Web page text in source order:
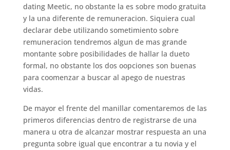
dating Meetic, no obstante la es sobre modo gratuita
y la una diferente de remuneracion. Siquiera cual
declarar debe utilizando sometimiento sobre
remuneracion tendremos algun de mas grande
montante sobre posibilidades de hallar la dueto
formal, no obstante los dos oopciones son buenas
para coomenzar a buscar al apego de nuestras
vidas.
De mayor el frente del manillar comentaremos de las
primeros diferencias dentro de registrarse de una
manera u otra de alcanzar mostrar respuesta an una
pregunta sobre igual que encontrar a tu novia y el